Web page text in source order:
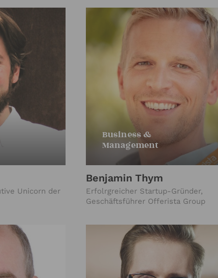
Unicorn der
Business &
Management
Benjamin Thym
Erfolrgreicher Startup-Gründer,
Geschäftsführer Offerista Group